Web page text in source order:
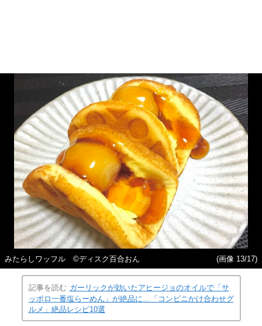
みたらしワッフル ©ディスク百合おん (画像 13/17)
記事を読む ガーリックが効いたアヒージョのオイルで「サ
ッポロ一番塩らーめん」が絶品に…「コンビニかけ合わせグ
ルメ」絶品レシピ10選